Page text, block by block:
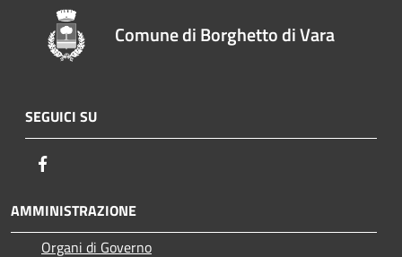
Comune di Borghetto di Vara
SEGUICI SU
AMMINISTRAZIONE
Organi di Governo